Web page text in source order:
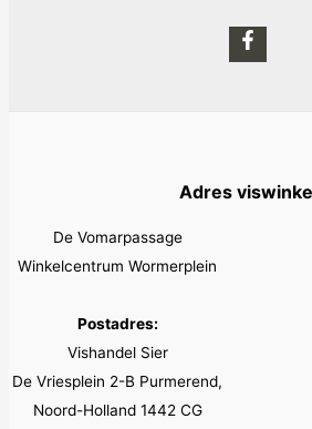
Adres
De Vomarpassage
Winkelcentrum Wormerplein
Postadres:
Vishandel Sier
De Vriesplein 2-B Purmerend,
Noord-Holland 1442 CG